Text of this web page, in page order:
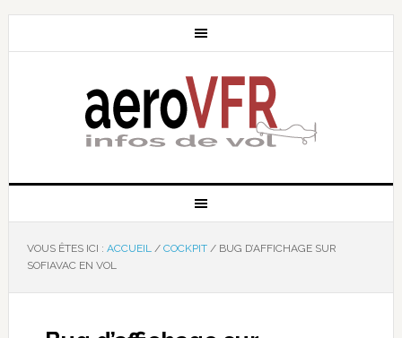
VOUS ÊTES ICI : ACCUEIL / COCKPIT /BUG D’AFFICHAGE SUR
SOFIAVAC EN VOL